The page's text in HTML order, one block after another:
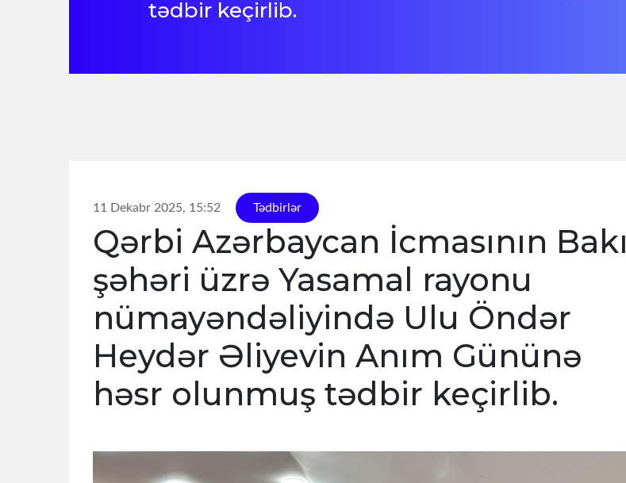
tədbir keçirlib.
11 Dekabr 2025, 15:52 Tədbirlər
Qərbi Azərbaycan İcmasının Bakı
şəhəri üzrə Yasamal rayonu
nümayəndəliyində Ulu Öndər
Heydər Əliyevin Anım Gününə
həsr olunmuş tədbir keçirlib.